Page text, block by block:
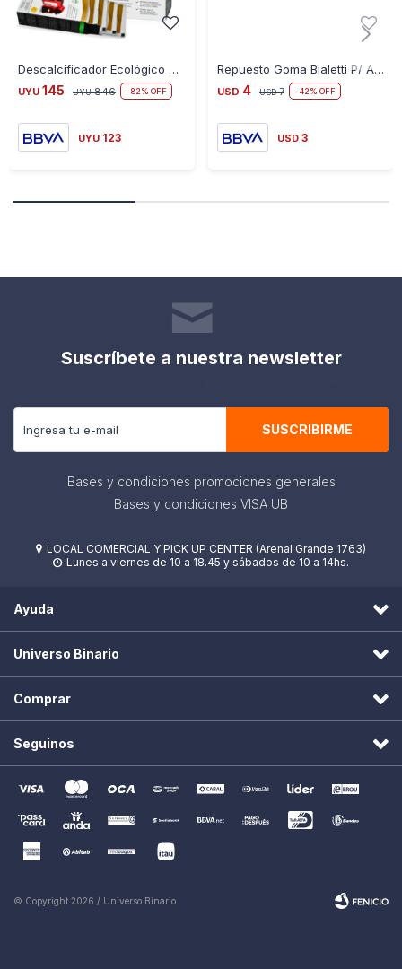
Descalcificador Ecológico 4 Sobres Limpiador de Cafeteras 100% Natural
UYU 145 UYU 846 82
UYU 123
Repuesto Goma Bialetti P/ Aluminio 1 Pocillo
USD 4 USD 7 42
USD 3
Suscríbete a nuestra newsletter
SUSCRIBIRME
Bases y condiciones promociones generales
Bases y condiciones VISA UB
 LOCAL COMERCIAL Y PICK UP CENTER (Arenal Grande 1763)
 Lunes a viernes de 10 a 18.45 y sábados de 10 a 14hs.
Ayuda
Universo Binario
Comprar
Seguinos
© Copyright 2026 / Universo Binario